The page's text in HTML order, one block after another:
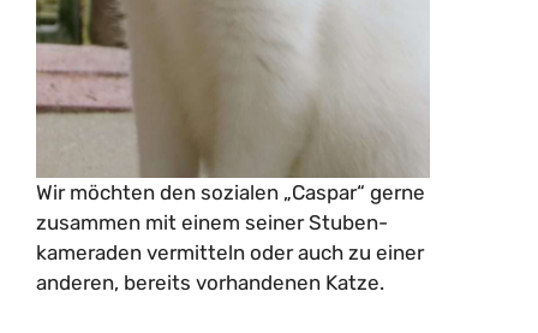
Wir möchten den sozialen „Caspar“ gerne
zusammen mit einem seiner Stuben-
kameraden vermitteln oder auch zu einer
anderen, bereits vorhandenen Katze.